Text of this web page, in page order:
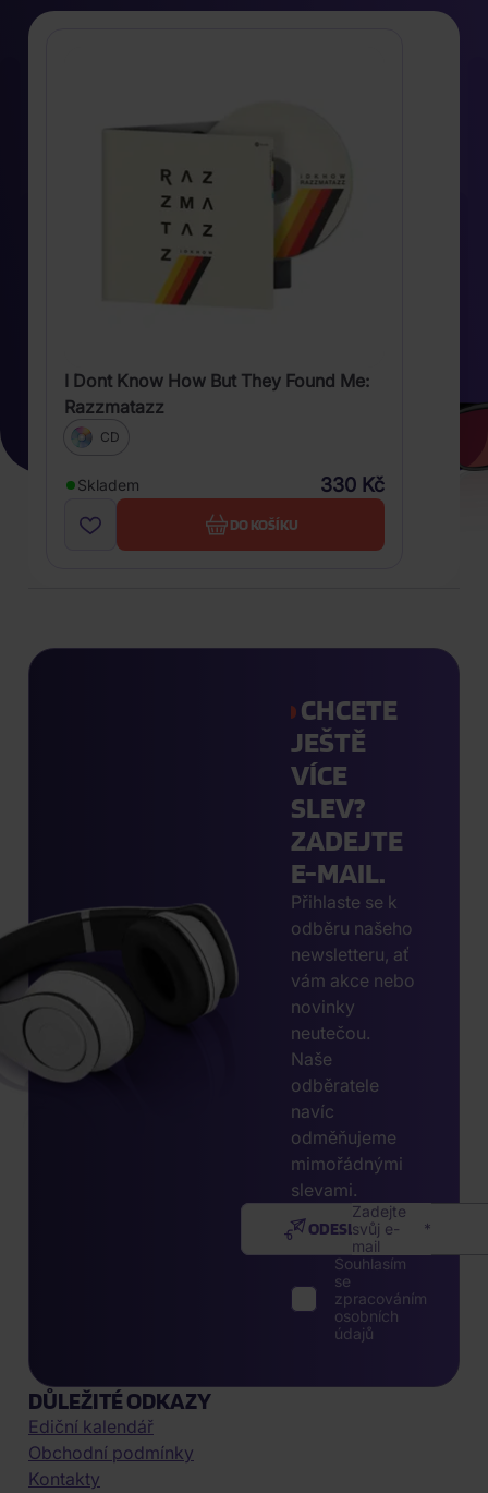
I Dont Know How But They Found Me:
Razzmatazz
CD
Skladem 330 Kč
DO KOŠÍKU
CHCETE
JEŠTĚ
VÍCE
SLEV?
ZADEJTE
E-MAIL.
Přihlaste se k
odběru našeho
newsletteru, ať
vám akce nebo
novinky
neutečou.
Naše
odběratele
navíc
odměňujeme
mimořádnými
slevami.
Zadejte
svůj e-
mail
ODESLAT
Souhlasím
se
zpracováním
osobních
údajů
DŮLEŽITÉ ODKAZY
Ediční kalendář
Obchodní podmínky
Kontakty